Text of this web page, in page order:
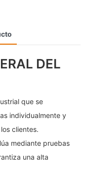
DEL
que se
individualmente y
clientes.
mediante pruebas
una alta